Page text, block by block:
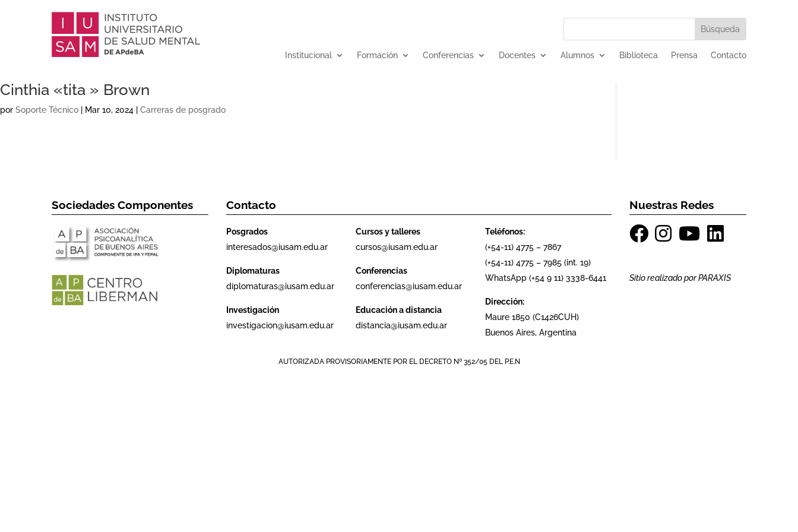
Institucional Formación Conferencias Docentes Alumnos Biblioteca Prensa Contacto
Cinthia «tita » Brown
por Soporte Técnico Mar 10, 2024 Carreras de posgrado
Sociedades Componentes Contacto
Posgrados
interesados@iusam.edu.ar
Diplomaturas
diplomaturas@iusam.edu.ar
Investigación
investigacion@iusam.edu.ar
Cursos y talleres
cursos@iusam.edu.ar
Conferencias
conferencias@iusam.edu.ar
Educación a distancia
distancia@iusam.edu.ar
Teléfonos:
(+54-11) 4775 – 7867
(+54-11) 4775 – 7985 (int. 19)
WhatsApp (+54 9 11) 3338-6441
Dirección:
Maure 1850 (C1426CUH)
Buenos Aires, Argentina
Nuestras Redes
Sitio realizado porPARAXIS
AUTORIZADA PROVISORIAMENTE POR EL DECRETO Nº 352/05 DEL P.E.N